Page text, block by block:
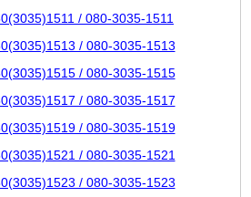
/ 080-3035-1511
/ 080-3035-1513
/ 080-3035-1515
/ 080-3035-1517
/ 080-3035-1519
/ 080-3035-1521
/ 080-3035-1523